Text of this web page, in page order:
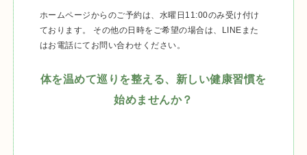
ホームページからのご予約は、水曜日11:00のみ受け付け
ております。 その他の日時をご希望の場合は、LINEまた
はお電話にてお問い合わせください。
体を温めて巡りを整える、新しい健康習慣を
始めませんか？